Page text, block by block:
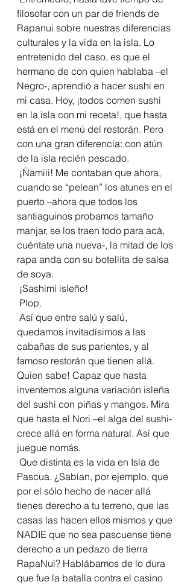
filosofar con un par de friends de
Rapanui sobre nuestras diferencias
culturales y la vida en la isla. Lo
entretenido del caso, es que el
hermano de con quien hablaba –el
Negro-, aprendió a hacer sushi en
mi casa. Hoy, ¡todos comen sushi
en la isla con mi receta!, que hasta
está en el menú del restorán. Pero
con una gran diferencia: con atún
de la isla recién pescado.
cuando se “pelean” los atunes en el
puerto –ahora que todos los
santiaguinos probamos tamaño
manjar, se los traen todo para acà,
cuéntate una nueva-, la mitad de los
rapa anda con su botellita de salsa
de soya.
¡Sashimi isleño!
Plop.
quedamos invitadísimos a las
cabañas de sus parientes, y al
famoso restorán que tienen allá.
Quien sabe! Capaz que hasta
inventemos alguna variación isleña
del sushi con piñas y mangos. Mira
que hasta el Nori –el alga del sushi-
crece allá en forma natural. Así que
juegue nomás.
Pascua. ¿Sabían, por ejemplo, que
por el sólo hecho de nacer allá
tienes derecho a tu terreno, que las
casas las hacen ellos mismos y que
NADIE que no sea pascuense tiene
derecho a un pedazo de tierra
RapaNui? Hablábamos de lo dura
que fue la batalla contra el casino